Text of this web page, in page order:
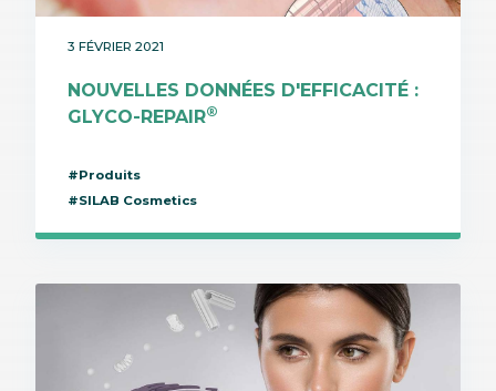
3 FÉVRIER 2021
NOUVELLES DONNÉES D'EFFICACITÉ :
GLYCO-REPAIR®
#Produits
#SILAB Cosmetics